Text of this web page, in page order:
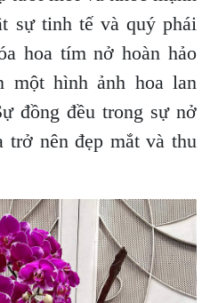
sự tinh tế và quý phái
hoa tím nở hoàn hảo
một hình ảnh hoa lan
đồng đều trong sự nở
trở nên đẹp mắt và thu